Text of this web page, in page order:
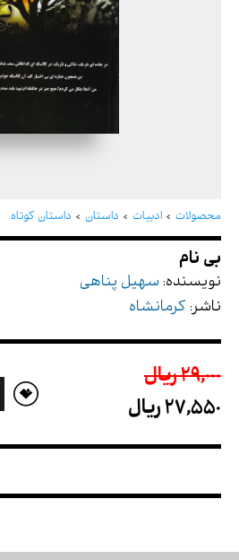
محصولات ادبیات داستان داستان کوتاه
بی نام
نویسنده: سهیل پناهی
ناشر: کرمانشاه
29,000 ريال
27,550 ريال